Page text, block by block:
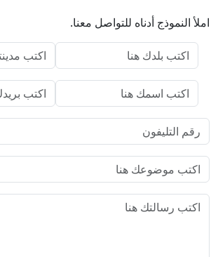
املأ النموذج أدناه للتواصل معنا.